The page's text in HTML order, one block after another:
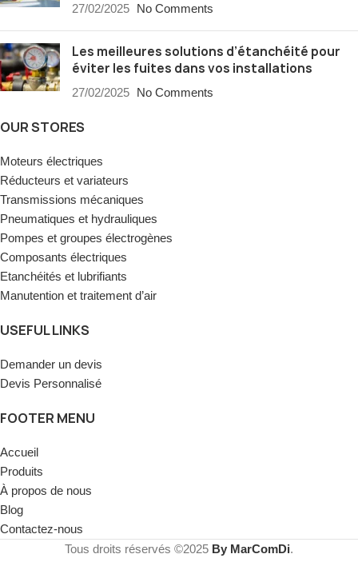
27/02/2025 No Comments
Les meilleures solutions d’étanchéité pour
éviter les fuites dans vos installations
27/02/2025 No Comments
OUR STORES
Moteurs électriques
Réducteurs et variateurs
Transmissions mécaniques
Pneumatiques et hydrauliques
Pompes et groupes électrogènes
Composants électriques
Etanchéités et lubrifiants
Manutention et traitement d’air
USEFUL LINKS
Demander un devis
Devis Personnalisé
FOOTER MENU
Accueil
Produits
À propos de nous
Blog
Contactez-nous
Tous droits réservés ©2025 By MarComDi.